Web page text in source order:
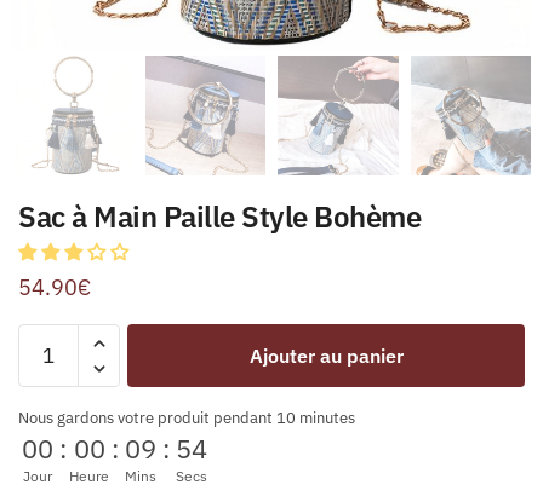
Sac à Main Paille Style Bohème
54.90€
Ajouter au panier
Nous gardons votre produit pendant 10 minutes
00
Jour
: 00
Heure
: 09
Mins
: 54
Secs